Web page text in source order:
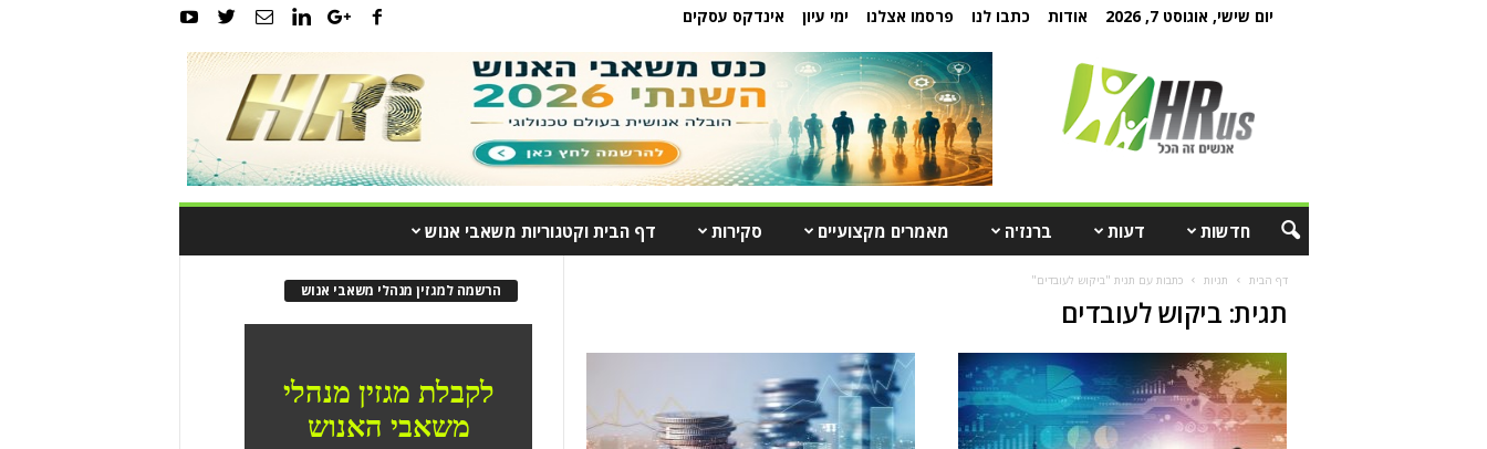
יום שישי, אוגוסט 7, 2026 אודות כתבו לנו פרסמו אצלנו ימי עיון אינדקס עסקים
חדשות דעות ברנז'ה מאמרים מקצועיים סקירות דף הבית וקטגוריות משאבי אנוש
דף הבית תגיות כתבות עם תגית "ביקוש לעובדים"
תגית: ביקוש לעובדים
הרשמה למגזין מנהלי משאבי אנוש